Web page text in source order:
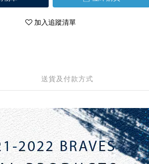
加入追蹤清單
送貨及付款方式